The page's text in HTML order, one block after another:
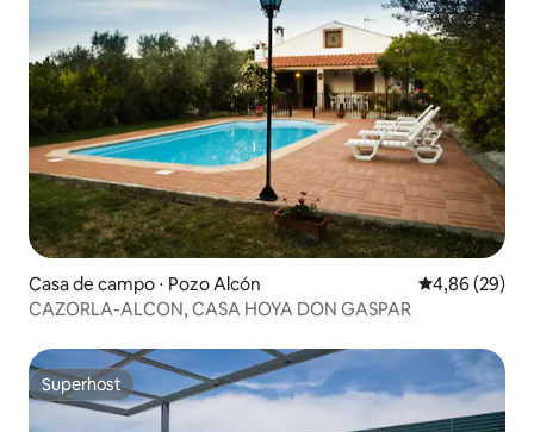
Casa de campo ⋅ Pozo Alcón 4,86 de uma
4,86 (29)
CAZORLA-ALCON, CASA HOYA DON GASPAR
Superhost
Superhost